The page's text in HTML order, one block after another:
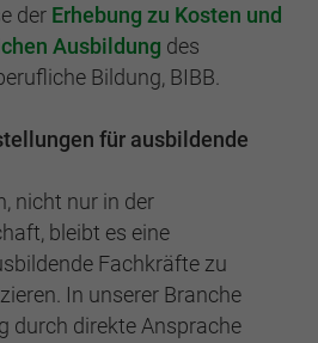
der Erhebung zu Kosten und
Ausbildung des
Bildung, BIBB.
für ausbildende
nicht nur in der
bleibt es eine
Fachkräfte zu
In unserer Branche
durch direkte Ansprache
der Benutzer-ID bei
über den Webseiten-Login .
eine eindeutige ID, die verwendet
die Website nutzt, zu generieren.